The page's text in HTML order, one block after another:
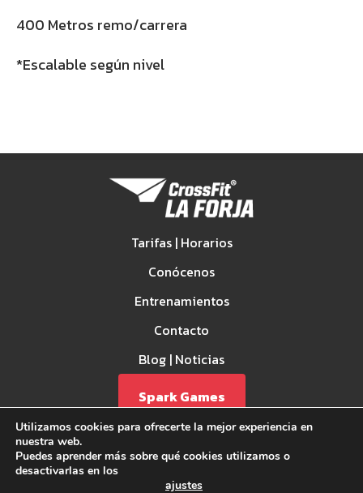
400 Metros remo/carrera
*Escalable según nivel
Tarifas | Horarios
Conócenos
Entrenamientos
Contacto
Blog | Noticias
Spark Games
Utilizamos cookies para ofrecerte la mejor experiencia en
nuestra web.
Puedes aprender más sobre qué cookies utilizamos o
desactivarlas en los
ajustes